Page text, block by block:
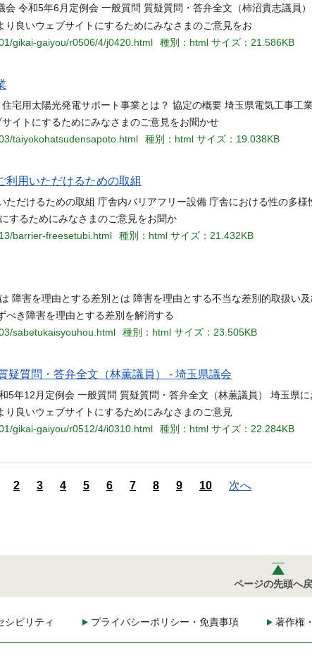
令和5年6月定例会 一般質問 質疑質問・答弁全文（柿沼貴志議員）
り良いウェブサイトにするためにみなさまのご意見をお
gikai-gaiyou/r0506/4/j0420.html
種別：html サイズ：21.586KB
宅用太陽光発電サポート事業とは？ 協定の概要 埼玉県電気工事工
イトにするためにみなさまのご意見をお聞かせ
taiyokohatsudensapoto.html
種別：html サイズ：19.038KB
利用いただけるための取組
ただけるための取組 庁舎内バリアフリー設備 庁舎における性の多様
するためにみなさまのご意見をお聞か
barrier-freesetubi.html
種別：html サイズ：21.432KB
障害を理由とする差別とは 障害を理由とする不当な差別的取扱い
べき障害を理由とする差別を解消する
sabetukaisyouhou.html
種別：html サイズ：23.505KB
疑質問・答弁全文（林薫議員） - 埼玉県議会
5年12月定例会 一般質問 質疑質問・答弁全文（林薫議員） 埼玉県
り良いウェブサイトにするためにみなさまのご意見
gikai-gaiyou/r0512/4/i0310.html
種別：html サイズ：22.284KB
2 3 4 5 6 7 8 9 10 次へ
ページの先頭へ
シビリティ プライバシーポリシー・免責事項 著作権